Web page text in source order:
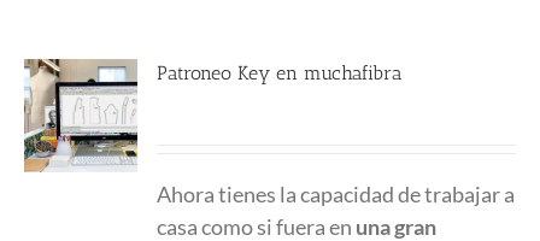
Patroneo Key en muchafibra
Ahora tienes la capacidad de trabajar a
casa como si fuera en una gran